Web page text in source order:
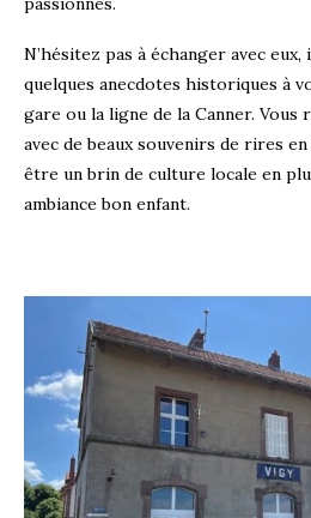
N’hésitez pas à échanger avec
quelques anecdotes historiques à
gare ou la ligne de la Canner.
avec de beaux souvenirs de rires
être un brin de culture locale en
ambiance bon enfant.